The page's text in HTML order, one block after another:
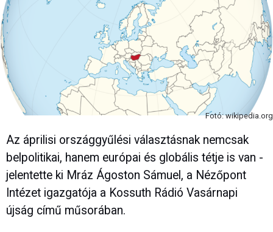
Fotó: wikipedia.org
Az áprilisi országgyűlési választásnak nemcsak
belpolitikai, hanem európai és globális tétje is van -
jelentette ki Mráz Ágoston Sámuel, a Nézőpont
Intézet igazgatója a Kossuth Rádió Vasárnapi
újság című műsorában.